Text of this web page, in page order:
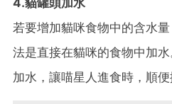
若要增加貓咪食物中的含水
法是直接在貓咪的食物中加
加水，讓喵星人進食時，順便